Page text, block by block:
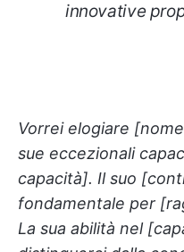
innovative
Vorrei elogiare
sue eccezionali
capacità]. Il suo
fondamentale per
La sua abilità nel